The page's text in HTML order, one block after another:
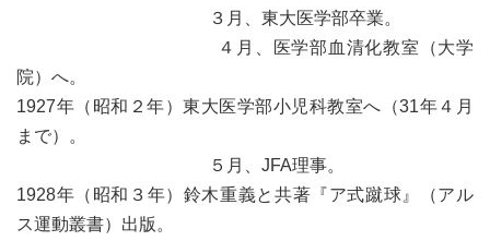
３月、東大医学部卒業。
４月、医学部血清化教室（大学
院）へ。
1927年（昭和２年）東大医学部小児科教室へ（31年４月
まで）。
５月、JFA理事。
1928年（昭和３年）鈴木重義と共著『ア式蹴球』（アル
ス運動叢書）出版。